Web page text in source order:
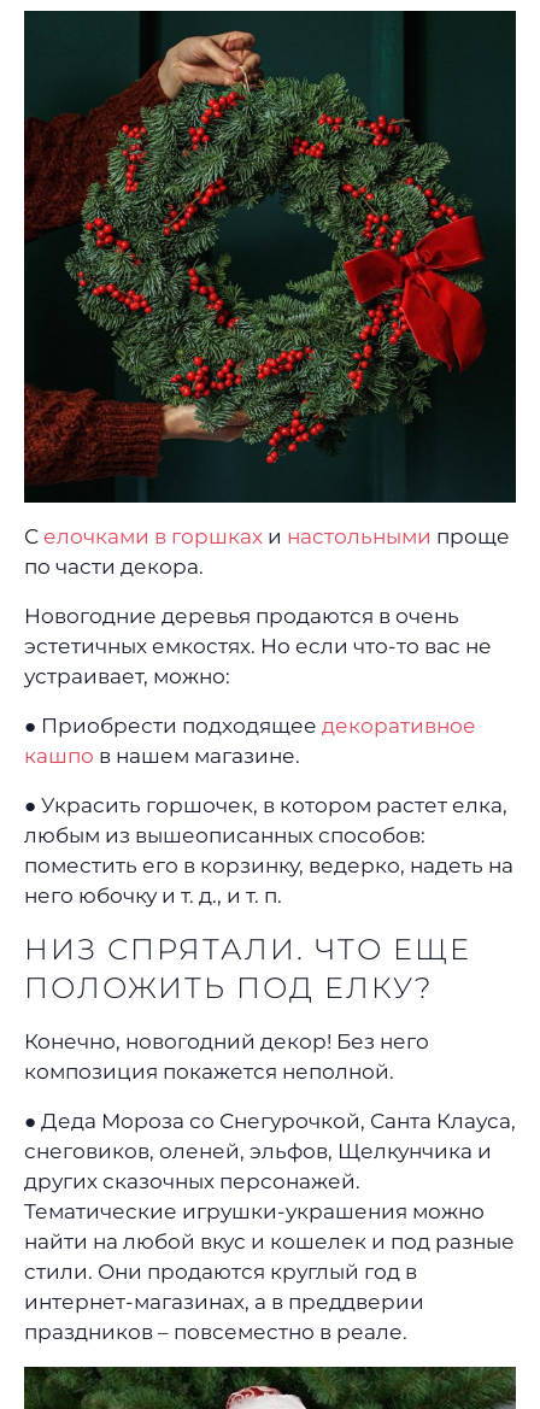
С елочками в горшках и настольными проще
по части декора.
Новогодние деревья продаются в очень
эстетичных емкостях. Но если что-то вас не
устраивает, можно:
● Приобрести подходящее декоративное
кашпо в нашем магазине.
● Украсить горшочек, в котором растет елка,
любым из вышеописанных способов:
поместить его в корзинку, ведерко, надеть на
него юбочку и т. д., и т. п.
НИЗ СПРЯТАЛИ. ЧТО ЕЩЕ
ПОЛОЖИТЬ ПОД ЕЛКУ?
Конечно, новогодний декор! Без него
композиция покажется неполной.
● Деда Мороза со Снегурочкой, Санта Клауса,
снеговиков, оленей, эльфов, Щелкунчика и
других сказочных персонажей.
Тематические игрушки-украшения можно
найти на любой вкус и кошелек и под разные
стили. Они продаются круглый год в
интернет-магазинах, а в преддверии
праздников – повсеместно в реале.